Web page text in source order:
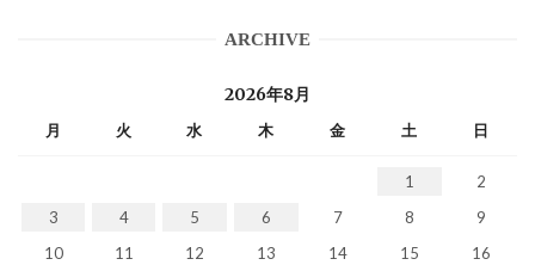
ARCHIVE
2026年8月
月 火 水 木 金 土 日
1
2
3
4 5 6 7 8
9
10
11 12 13 14 15
16